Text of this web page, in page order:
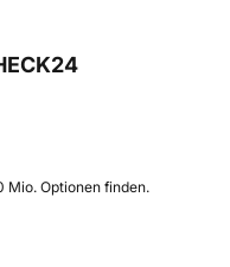
Mio. Optionen finden.